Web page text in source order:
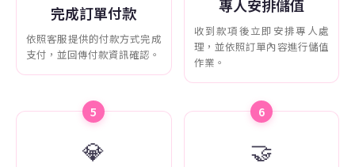
完成訂單付款
依照客服提供的付款方式完成
支付，並回傳付款資訊確認。
專人安排儲值
收到款項後立即安排專人處
理，並依照訂單內容進行儲值
作業。
5
💎
6
🤝